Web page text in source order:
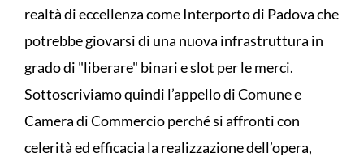
realtà di eccellenza come Interporto di Padova che
potrebbe giovarsi di una nuova infrastruttura in
grado di "liberare" binari e slot per le merci.
Sottoscriviamo quindi l’appello di Comune e
Camera di Commercio perché si affronti con
celerità ed efficacia la realizzazione dell’opera,